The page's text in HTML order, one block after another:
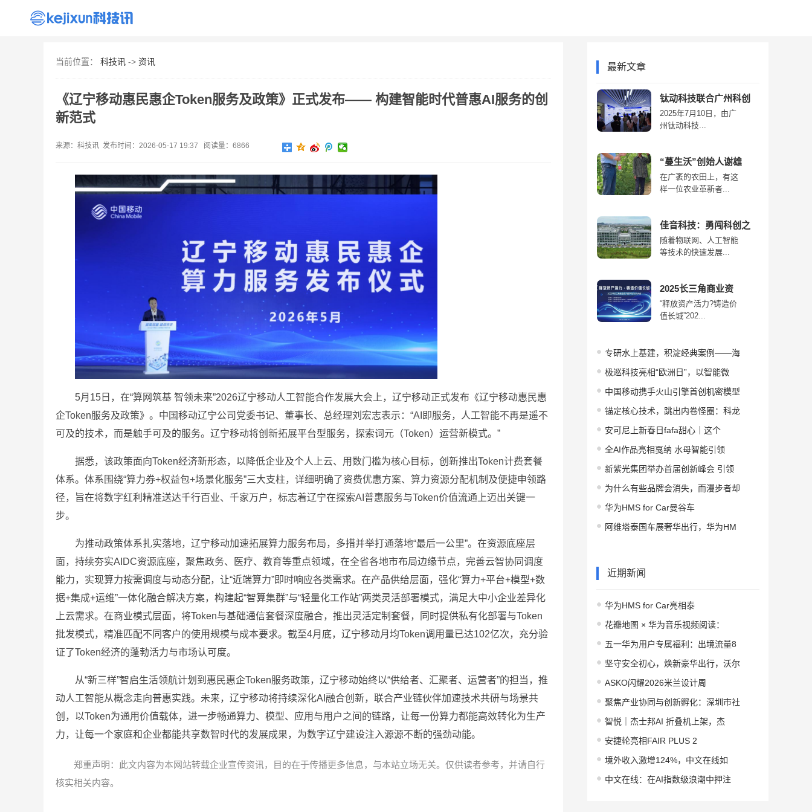
当前位置：
科技讯 -> 资讯
《辽宁移动惠民惠企Token服务及政策》正式发布—— 构建智能时代普惠AI服务的创
新范式
来源：科技讯 发布时间：2026-05-17 19:37 阅读量：6866
5月15日，在“算网筑基 智领未来”2026辽宁移动人工智能合作发展大会上，辽宁移动正式发布《辽宁移动惠民惠
企Token服务及政策》。中国移动辽宁公司党委书记、董事长、总经理刘宏志表示：“AI即服务，人工智能不再是遥不
可及的技术，而是触手可及的服务。辽宁移动将创新拓展平台型服务，探索词元（Token）运营新模式。”
据悉，该政策面向Token经济新形态，以降低企业及个人上云、用数门槛为核心目标，创新推出Token计费套餐
体系。体系围绕“算力券+权益包+场景化服务”三大支柱，详细明确了资费优惠方案、算力资源分配机制及便捷申领路
径，旨在将数字红利精准送达千行百业、千家万户，标志着辽宁在探索AI普惠服务与Token价值流通上迈出关键一
步。
为推动政策体系扎实落地，辽宁移动加速拓展算力服务布局，多措并举打通落地“最后一公里”。在资源底座层
面，持续夯实AIDC资源底座，聚焦政务、医疗、教育等重点领域，在全省各地市布局边缘节点，完善云智协同调度
能力，实现算力按需调度与动态分配，让“近端算力”即时响应各类需求。在产品供给层面，强化“算力+平台+模型+数
据+集成+运维”一体化融合解决方案，构建起“智算集群”与“轻量化工作站”两类灵活部署模式，满足大中小企业差异化
上云需求。在商业模式层面，将Token与基础通信套餐深度融合，推出灵活定制套餐，同时提供私有化部署与Token
批发模式，精准匹配不同客户的使用规模与成本要求。截至4月底，辽宁移动月均Token调用量已达102亿次，充分验
证了Token经济的蓬勃活力与市场认可度。
从“新三样”智启生活领航计划到惠民惠企Token服务政策，辽宁移动始终以“供给者、汇聚者、运营者”的担当，推
动人工智能从概念走向普惠实践。未来，辽宁移动将持续深化AI融合创新，联合产业链伙伴加速技术共研与场景共
创，以Token为通用价值载体，进一步畅通算力、模型、应用与用户之间的链路，让每一份算力都能高效转化为生产
力，让每一个家庭和企业都能共享数智时代的发展成果，为数字辽宁建设注入源源不断的强劲动能。
郑重声明：此文内容为本网站转载企业宣传资讯，目的在于传播更多信息，与本站立场无关。仅供读者参考，并请自行
核实相关内容。
最新文章
钛动科技联合广州科创
2025年7月10日，由广
州钛动科技...
“蔓生沃”创始人谢雄
在广袤的农田上，有这
样一位农业革新者...
佳音科技：勇闯科创之
随着物联网、人工智能
等技术的快速发展...
2025长三角商业资
“释放资产活力?铸造价
值长城”202...
专研水上基建，积淀经典案例——海
极巡科技亮相“欧洲日”，以智能微
中国移动携手火山引擎首创机密模型
锚定核心技术，跳出内卷怪圈：科龙
安可尼上新春日fafa甜心｜这个
全AI作品亮相戛纳 水母智能引领
新紫光集团举办首届创新峰会 引领
为什么有些品牌会消失，而漫步者却
华为HMS for Car曼谷车
阿维塔泰国车展奢华出行，华为HM
近期新闻
华为HMS for Car亮相泰
花瓣地图 × 华为音乐视频阅读：
五一华为用户专属福利：出境流量8
坚守安全初心，焕新豪华出行，沃尔
ASKO闪耀2026米兰设计周
聚焦产业协同与创新孵化：深圳市社
智悦｜杰士邦AI 折叠机上架，杰
安捷轮亮相FAIR PLUS 2
境外收入激增124%，中文在线如
中文在线：在AI指数级浪潮中押注